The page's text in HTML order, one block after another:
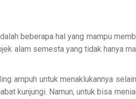
beberapa hal yang mampu
alam semesta yang tidak hanya
ampuh untuk menaklukannya
kunjungi. Namun, untuk bisa